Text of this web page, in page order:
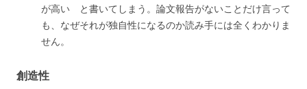
が高い と書いてしまう。論文報告がないことだけ言って
も、なぜそれが独自性になるのか読み手には全くわかりま
せん。
創造性